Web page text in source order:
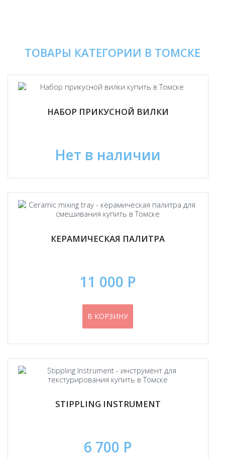
ТОВАРЫ КАТЕГОРИИ В ТОМСКЕ
НАБОР ПРИКУСНОЙ ВИЛКИ
Нет в наличии
КЕРАМИЧЕСКАЯ ПАЛИТРА
11 000 Р
В КОРЗИНУ
STIPPLING INSTRUMENT
6 700 Р